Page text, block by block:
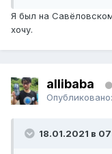
Я был на
хочу.
allibaba
Опубликовано:
18.01.2021 в